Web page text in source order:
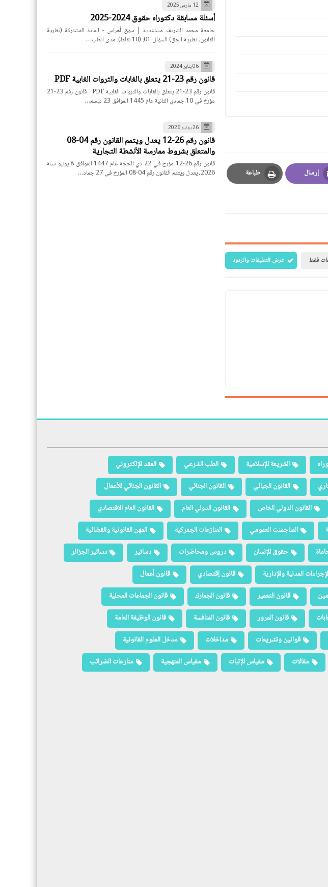
إرسال
Email
طباعة
Print
فقط عرض التعليقات والردود
12 مارس 2025
أسئلة مسابقة دكتوراه حقوق 2024-2025
جامعة محمد الشريف مساعدية | سوق أهراس - المادة المشتركة (نظرية
القانون، نظرية الحق) السؤال 01: (10 نقاط): مدى انطب…
06 يناير 2024
قانون رقم 23-21 يتعلق بالغابات والثروات الغابية PDF
قانون رقم 23-21 يتعلق بالغابات والثروات الغابية PDF قانون رقم 23-21
مؤرخ في 10 جمادي الثانية عام 1445 الموافق 23 ديسم…
26 يونيو 2026
قانون رقم 26-12 يعدل ويتمم القانون رقم 04-08
والمتعلق بشروط ممارسة الأنشطة التجارية
قانون رقم 26-12 مؤرخ في 22 ذي الحجة عام 1447 الموافق 8 يونيو سنة
2026، يعدل ويتمم القانون رقم 04-08 المؤرخ في 27 جماد…
الشريعة الإسلامية الطب الشرعي
العقد الإلكتروني
القانون الجبائي القانون الجنائي
القانون الجنائي للأعمال
القانون الدولي الخاص القانون الدولي العام
القانون العام الاقتصادي
المناجمنت العمومي المنازعات الجمركية
المهن القانونية والقضائية
حقوق الإنسان دروس ومحاضرات دساتير
دساتير الجزائر
المدنية والإدارية قانون إقتصادي
قانون أعمال
قانون التعمير قانون الجمارك
قانون الجماعات المحلية
قانون المرور قانون المنافسة
قانون الوظيفة العامة
قوانين وتشريعات مداخلات
مدخل العلوم القانونية
مقالات مقياس الإثبات مقياس المنهجية
منازعات الضرائب